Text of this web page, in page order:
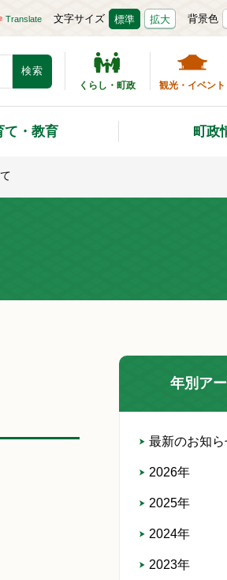
Translate 文字サイズ 標準 拡大 背景色
くらし・町政 観光・イベント
て・教育 町政
年別ア
最新のお知ら
2026年
2025年
2024年
2023年